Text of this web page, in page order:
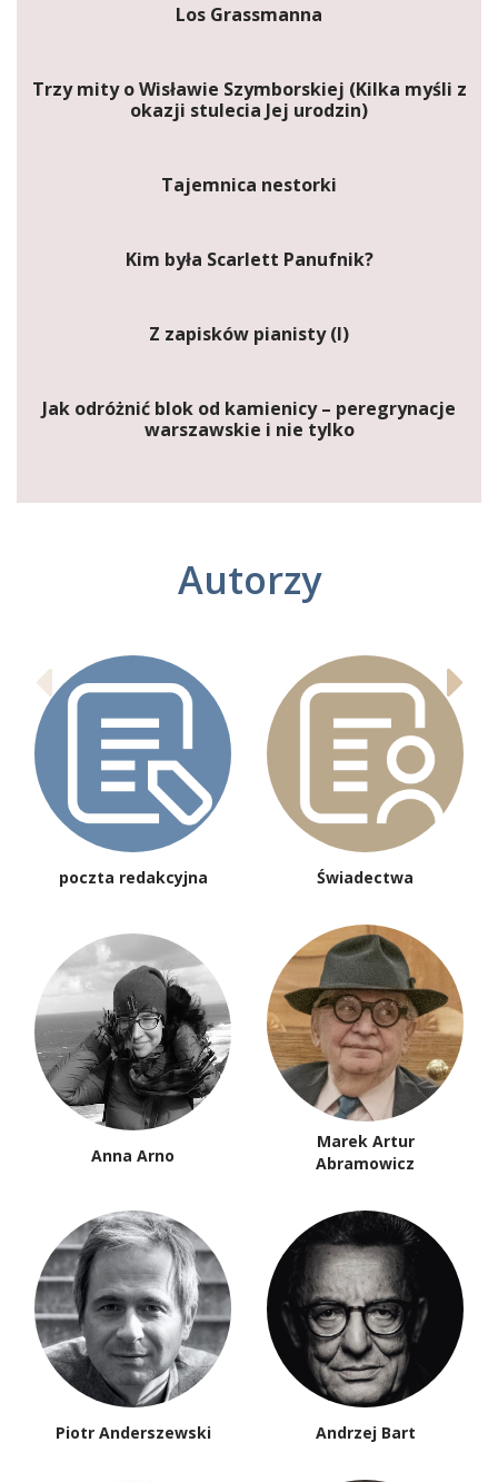
Los Grassmanna
Trzy mity o Wisławie Szymborskiej (Kilka myśli z
okazji stulecia Jej urodzin)
Tajemnica nestorki
Kim była Scarlett Panufnik?
Z zapisków pianisty (I)
Jak odróżnić blok od kamienicy – peregrynacje
warszawskie i nie tylko
Autorzy
poczta redakcyjna Świadectwa
Anna Arno
Marek Artur
Abramowicz
Piotr Anderszewski Andrzej Bart